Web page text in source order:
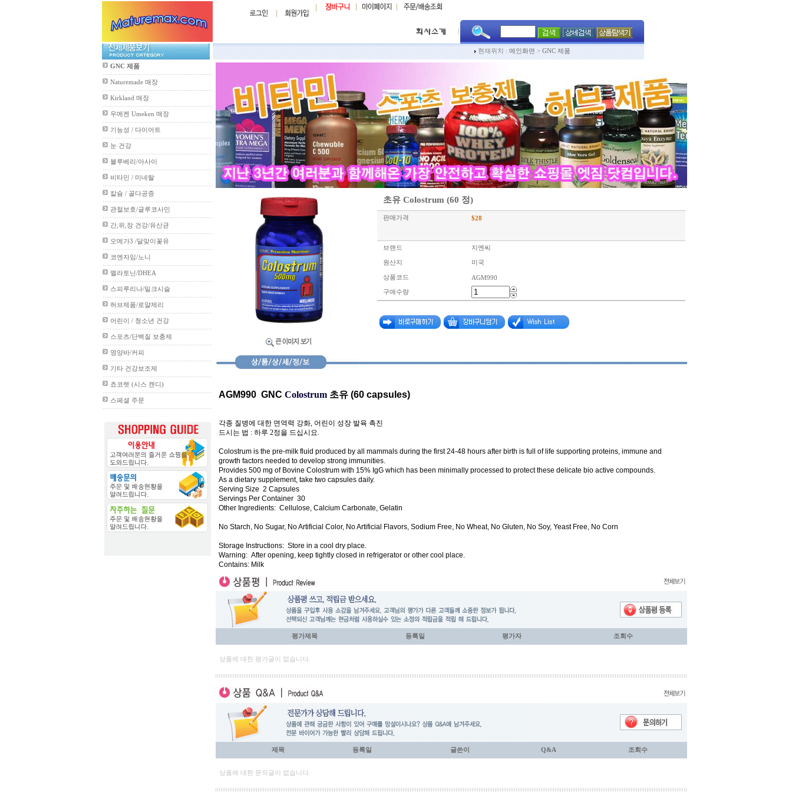
현재위치 :메인화면 >GNC 제품
GNC 제품
Naturemade 매장
Kirkland 매장
우메켄 Umeken 매장
기능성 / 다이어트
눈 건강
블루베리/아사이
비타민 / 미네랄
칼슘 / 골다공증
관절보호/글루코사민
간,위,장 건강/유산균
오메가3 /달맞이꽃유
코엔자임/노니
멜라토닌/DHEA
스피루리나/밀크시슬
허브제품/로얄제리
어린이 / 청소년 건강
스포츠/단백질 보충제
영양바/커피
기타 건강보조제
쵸코렛 (시스 캔디)
스페셜 주문
초유 Colostrum (60 정)
판매가격 $28
브랜드 지엔씨
원산지 미국
상품코드 AGM990
구매수량
AGM990 GNC Colostrum 초유 (60 capsules)
각종 질병에 대한 면역력 강화 어린이 성장 발육 촉진
드시는 법 : 하루 2정을 드십시요
Colostrum is the pre-milk fluid produced by all mammals during the first 24-48 hours after birth is full of life supporting proteins, immune and
growth factors needed to develop strong immunities.
Provides 500 mg of Bovine Colostrum with 15% IgG which has been minimally processed to protect these delicate bio active compounds.
As a dietary supplement, take two capsules daily.
Serving Size 2 Capsules
Servings Per Container 30
Other Ingredients: Cellulose, Calcium Carbonate, Gelatin
No Starch, No Sugar, No Artificial Color, No Artificial Flavors, Sodium Free, No Wheat, No Gluten, No Soy, Yeast Free, No Corn
Storage Instructions: Store in a cool dry place.
Warning: After opening, keep tightly closed in refrigerator or other cool place.
Contains: Milk
평가제목 등록일 평가자 조회수
상품에 대한 평가글이 없습니다.
제목 등록일 글쓴이 Q&A 조회수
상품에 대한 문의글이 없습니다.